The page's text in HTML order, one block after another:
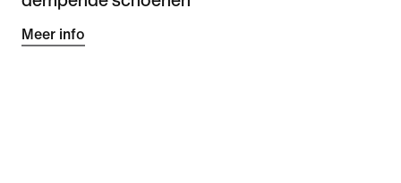
Meer info